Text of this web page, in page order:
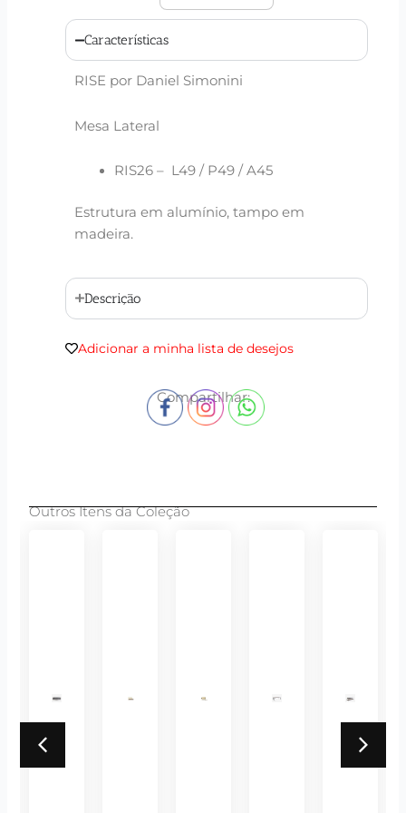
Características
RISE por Daniel Simonini
Mesa Lateral
RIS26 – L49 / P49 / A45
Estrutura em alumínio, tampo em
madeira.
Descrição
Adicionar a minha lista de desejos
Compartilhar:
Outros Itens da Coleção